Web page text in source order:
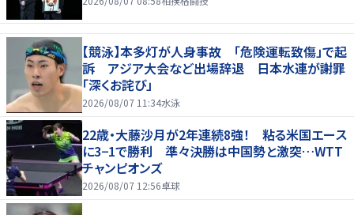
【競泳】本多灯が人身事故 「危険運転致傷」で起
訴 アジア大会など出場辞退 日本水連が謝罪
「深くお詫び」
2026/08/07 11:34水泳
22歳・大藤沙月が2年連続8強！ 粘る米国エース
に3−1で勝利 準々決勝は中国勢と激突…WTT
チャンピオンズ
2026/08/07 12:56卓球